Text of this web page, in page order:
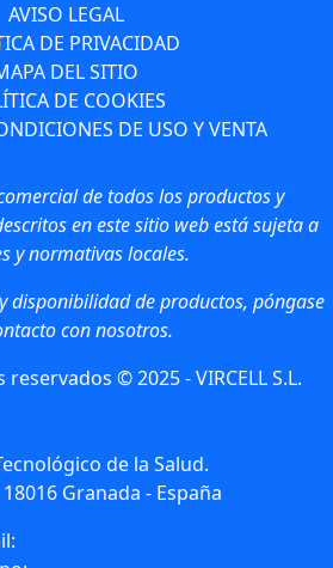
AVISO LEGAL
DE PRIVACIDAD
DEL SITIO
DE COOKIES
DE USO Y VENTA
de todos los productos y
en este sitio web está sujeta a
y normativas locales.
disponibilidad de productos, póngase
con nosotros.
© 2025 - VIRCELL S.L.
de la Salud.
Granada - España